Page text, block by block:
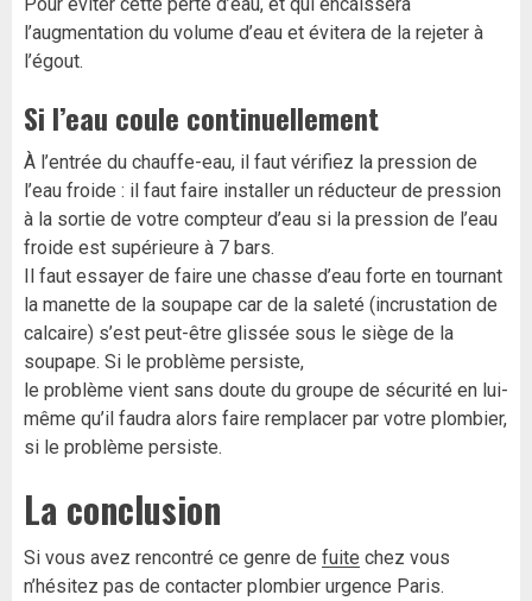
Pour éviter cette perte d’eau, et qui encaissera
l’augmentation du volume d’eau et évitera de la rejeter à
l’égout.
Si l’eau coule continuellement
À l’entrée du chauffe-eau, il faut vérifiez la pression de
l’eau froide : il faut faire installer un réducteur de pression
à la sortie de votre compteur d’eau si la pression de l’eau
froide est supérieure à 7 bars.
Il faut essayer de faire une chasse d’eau forte en tournant
la manette de la soupape car de la saleté (incrustation de
calcaire) s’est peut-être glissée sous le siège de la
soupape. Si le problème persiste,
le problème vient sans doute du groupe de sécurité en lui-
même qu’il faudra alors faire remplacer par votre plombier,
si le problème persiste.
La conclusion
Si vous avez rencontré ce genre de fuite chez vous
n’hésitez pas de contacter plombier urgence Paris.